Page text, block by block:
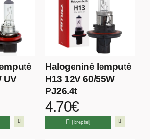
UV
Halogeninė lemputė
H13 12V 60/55W
PJ26.4t
4.70€
Į krepšelį